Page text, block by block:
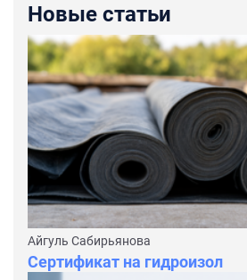
Новые статьи
Айгуль Сабирьянова
Сертификат на гидроизол